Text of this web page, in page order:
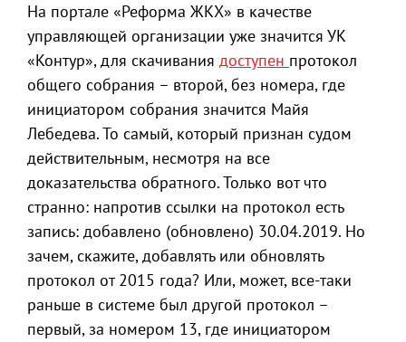
На портале «Реформа ЖКХ» в качестве
управляющей организации уже значится УК
«Контур», для скачивания доступен протокол
общего собрания – второй, без номера, где
инициатором собрания значится Майя
Лебедева. То самый, который признан судом
действительным, несмотря на все
доказательства обратного. Только вот что
странно: напротив ссылки на протокол есть
запись: добавлено (обновлено) 30.04.2019. Но
зачем, скажите, добавлять или обновлять
протокол от 2015 года? Или, может, все-таки
раньше в системе был другой протокол –
первый, за номером 13, где инициатором